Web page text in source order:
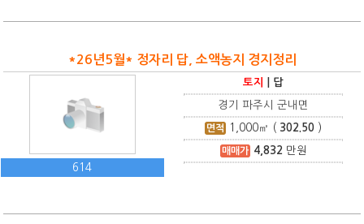
*26년5월* 정자리 답, 소액농지 경지정리
614
토지 답
경기 파주시 군내면
면적 1,000㎡ ( 302.50 )
매매가 4,832 만원